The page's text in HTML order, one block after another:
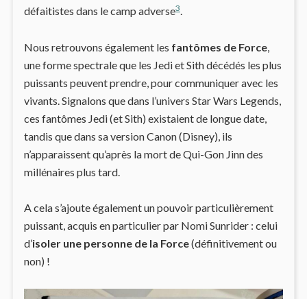
défaitistes dans le camp adverse3.
Nous retrouvons également les fantômes de Force,
une forme spectrale que les Jedi et Sith décédés les plus
puissants peuvent prendre, pour communiquer avec les
vivants. Signalons que dans l’univers Star Wars Legends,
ces fantômes Jedi (et Sith) existaient de longue date,
tandis que dans sa version Canon (Disney), ils
n’apparaissent qu’après la mort de Qui-Gon Jinn des
millénaires plus tard.
A cela s’ajoute également un pouvoir particulièrement
puissant, acquis en particulier par Nomi Sunrider : celui
d’isoler une personne de la Force(définitivement ou
non) !